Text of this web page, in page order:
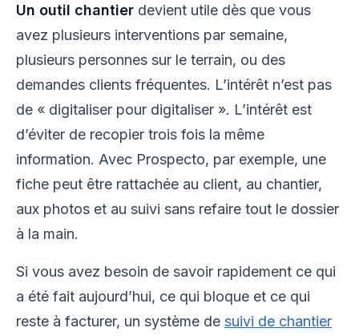
Un outil chantier devient utile dès que vous
avez plusieurs interventions par semaine,
plusieurs personnes sur le terrain, ou des
demandes clients fréquentes. L’intérêt n’est pas
de « digitaliser pour digitaliser ». L’intérêt est
d’éviter de recopier trois fois la même
information. Avec Prospecto, par exemple, une
fiche peut être rattachée au client, au chantier,
aux photos et au suivi sans refaire tout le dossier
à la main.
Si vous avez besoin de savoir rapidement ce qui
a été fait aujourd’hui, ce qui bloque et ce qui
reste à facturer, un système de suivi de chantier